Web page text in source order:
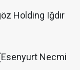
Holding Iğdır
Necmi